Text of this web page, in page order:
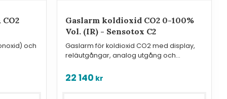
och
Gaslarm koldioxid CO2 0-100%
Vol. (IR) - Sensotox C2
Gaslarm för koldioxid CO2 med display,
reläutgångar, analog utgång och
22 140 kr